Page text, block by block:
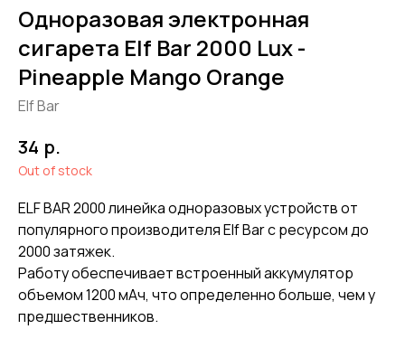
Одноразовая электронная
сигарета Elf Bar 2000 Lux -
Pineapple Mango Orange
Elf Bar
34 р.
Out of stock
ELF BAR 2000 линейка одноразовых устройств от
популярного производителя Elf Bar с ресурсом до
2000 затяжек.
Работу обеспечивает встроенный аккумулятор
объемом 1200 мАч, что определенно больше, чем у
предшественников.